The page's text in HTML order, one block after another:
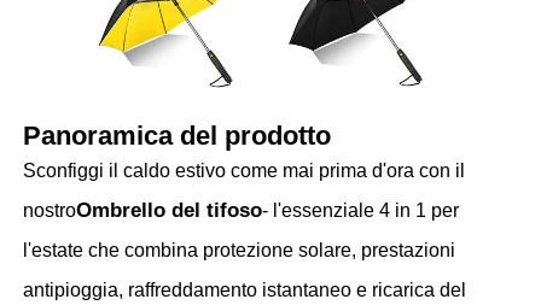
Fatory Tour
Controllo di qualità
Contattaci
notizie
Panoramica del prodotto
Sconfiggi il caldo estivo come mai prima d'ora con il
nostroOmbrello del tifoso- l'essenziale 4 in 1 per
l'estate che combina protezione solare, prestazioni
antipioggia, raffreddamento istantaneo e ricarica del